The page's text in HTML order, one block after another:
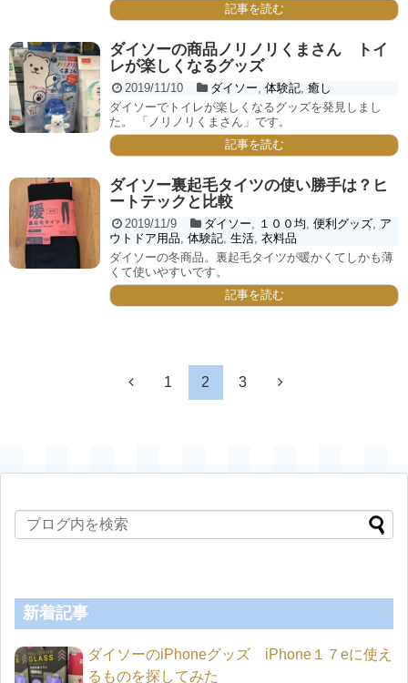
記事を読む
ダイソーの商品ノリノリくまさん トイ
レが楽しくなるグッズ
2019/11/10 ダイソー 体験記, 癒し
ダイソーでトイレが楽しくなるグッズを発見しまし
た。 「ノリノリくまさん」です。
記事を読む
ダイソー裏起毛タイツの使い勝手は？ヒ
ートテックと比較
2019/11/9 ダイソー １００均 便利グッズ, ア
ウトドア用品 体験記 生活 衣料品
ダイソーの冬商品。裏起毛タイツが暖かくてしかも薄
くて使いやすいです。
記事を読む
1 2 3
新着記事
ダイソーのiPhoneグッズ iPhone１７eに使え
るものを探してみた